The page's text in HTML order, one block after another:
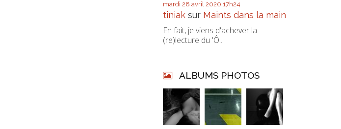
mardi 28 avril 2020 17h24
tiniaksur Maints dans la main
En fait, je viens d'achever la
(re)lecture du 'Ô...
ALBUMS PHOTOS